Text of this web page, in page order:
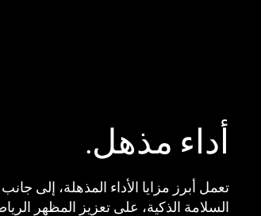
أداء مذهل.